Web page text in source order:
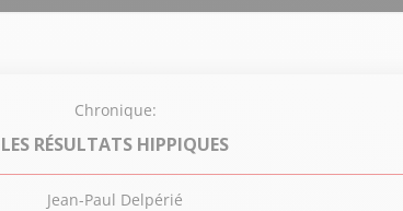
Chronique:
LES RÉSULTATS HIPPIQUES
Jean-Paul Delpérié